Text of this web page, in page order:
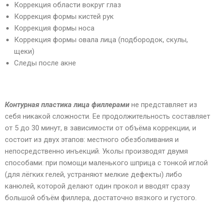
Коррекция области вокруг глаз
Коррекция формы кистей рук
Коррекция формы носа
Коррекция формы овала лица (подбородок, скулы,
щеки)
Следы после акне
Контурная пластика лица филлерами не представляет из
себя никакой сложности. Ее продолжительность составляет
от 5 до 30 минут, в зависимости от объёма коррекции, и
состоит из двух этапов: местного обезболивания и
непосредственно инъекций. Уколы производят двумя
способами: при помощи маленького шприца с тонкой иглой
(для лёгких гелей, устраняют мелкие дефекты) либо
канюлей, которой делают один прокол и вводят сразу
большой объём филлера, достаточно вязкого и густого.